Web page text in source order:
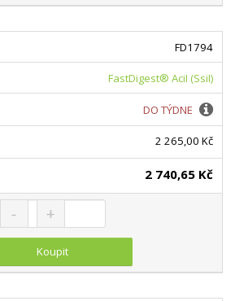
FD1794
FastDigest® AciI (SsiI)
DO TÝDNE
2 265,00 Kč
2 740,65 Kč
Změnit početNavýšit množství
Snížit množství
Koupit